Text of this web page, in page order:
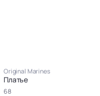
Original Marines
Платье
68